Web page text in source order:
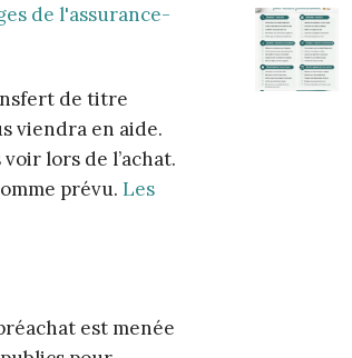
de l'assurance-
de titre
viendra en aide.
lors de l’achat.
prévu. Les
est menée